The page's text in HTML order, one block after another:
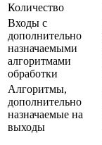
Количество
Входы с
дополнительно
назначаемыми
алгоритмами
обработки
Алгоритмы,
дополнительно
назначаемые на
выходы